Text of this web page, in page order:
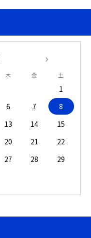
木 金 土
1
6 7
8
13 14
15
20 21
22
27 28
29